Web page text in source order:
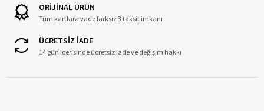
ORİJİNAL ÜRÜN
Tüm kartlara vade farksız 3 taksit imkanı
ÜCRETSİZ İADE
14 gün içerisinde ücretsiz iade ve değişim hakkı